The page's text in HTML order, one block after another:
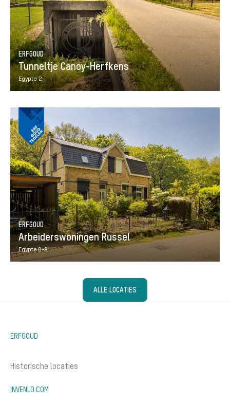
ERFGOUD
Tunneltje Canoy-Herfkens
Egypte 2
ERFGOUD
Arbeiderswoningen Russel
Egypte 8-9
ALLE LOCATIES
ERFGOUD
Historische locaties
INVENLO.COM